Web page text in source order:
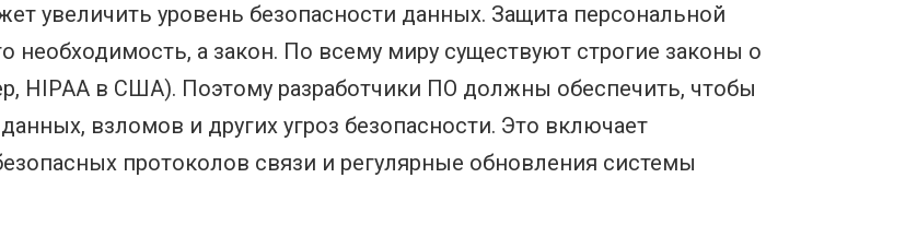
увеличить уровень безопасности данных. Защита персональной
необходимость, а закон. По всему миру существуют строгие законы о
HIPAA в США). Поэтому разработчики ПО должны обеспечить, чтобы
взломов и других угроз безопасности. Это включает
протоколов связи и регулярные обновления системы